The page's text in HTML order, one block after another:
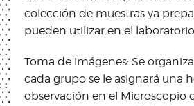
colección de muestras ya
pueden utilizar en el
Toma de imágenes: Se
cada grupo se le asignará una
observación en el Microscopio